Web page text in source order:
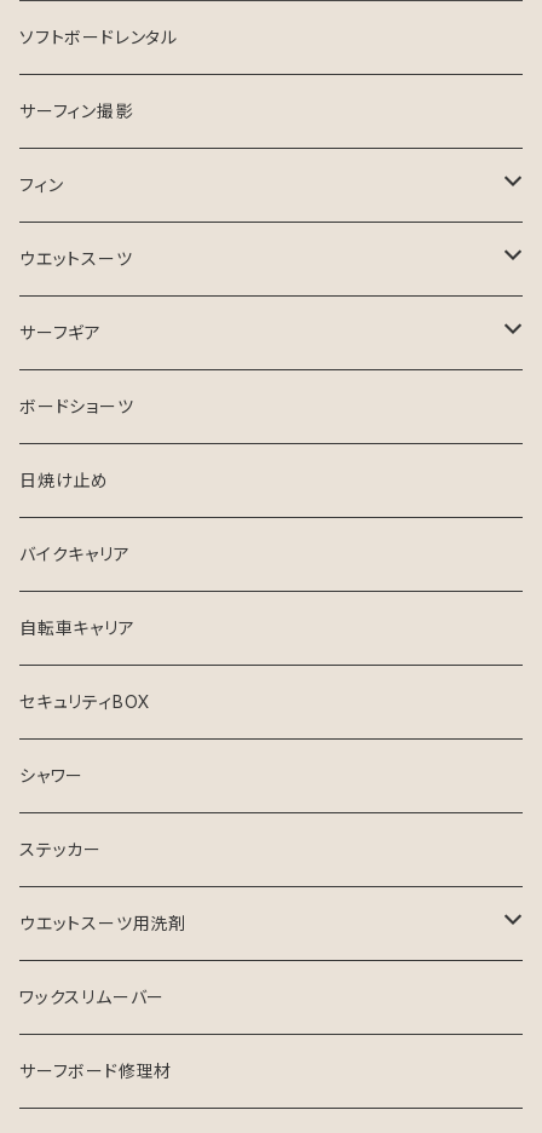
USEDサーフボード
ESSENCE SURFBOARD
ASB SURfBOARD
マンツーマン
サーフガイド
ソフトボードレンタル
サーフィン撮影
フィン
FCS Ⅱ
FinsOut
フューチャータブ
ウエットスーツ
HURLEY ウエットスーツ
2024 SPRING SUMMER
BGZウエットスーツ
USED ウエットスーツ
VISSLA
サーフギア
リーシュコード
FCS
クリエイチャーズ
デッキパッチ
サーフボードケース
ボードショーツ
日焼け止め
バイクキャリア
自転車キャリア
セキュリティBOX
シャワー
ステッカー
ウエットスーツ用洗剤
シャンプー
ソフナー
ワックスリムーバー
サーフボード修理材